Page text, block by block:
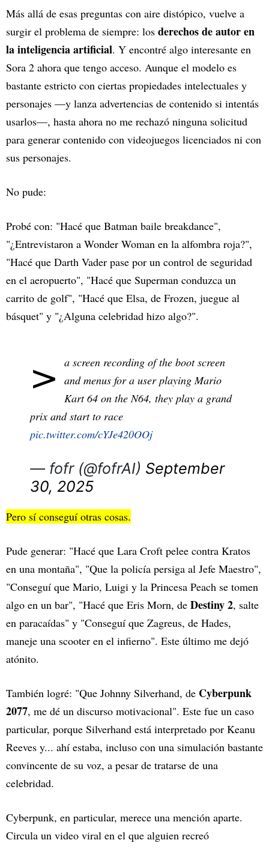
Más allá de esas preguntas con aire distópico, vuelve a
surgir el problema de siempre: los derechos de autor en
la inteligencia artificial. Y encontré algo interesante en
Sora 2 ahora que tengo acceso. Aunque el modelo es
bastante estricto con ciertas propiedades intelectuales y
personajes —y lanza advertencias de contenido si intentás
usarlos—, hasta ahora no me rechazó ninguna solicitud
para generar contenido con videojuegos licenciados ni con
sus personajes.
No pude:
Probé con: "Hacé que Batman baile breakdance",
"¿Entrevistaron a Wonder Woman en la alfombra roja?",
"Hacé que Darth Vader pase por un control de seguridad
en el aeropuerto", "Hacé que Superman conduzca un
carrito de golf", "Hacé que Elsa, de Frozen, juegue al
básquet" y "¿Alguna celebridad hizo algo?".
>
a screen recording of the boot screen
and menus for a user playing Mario
Kart 64 on the N64, they play a grand
prix and start to race
pic.twitter.com/cYJe420OOj
— fofr (@fofrAI) September
30, 2025
Pero sí conseguí otras cosas.
Pude generar: "Hacé que Lara Croft pelee contra Kratos
en una montaña", "Que la policía persiga al Jefe Maestro",
"Conseguí que Mario, Luigi y la Princesa Peach se tomen
algo en un bar", "Hacé que Eris Morn, de Destiny 2, salte
en paracaídas" y "Conseguí que Zagreus, de Hades,
maneje una scooter en el infierno". Este último me dejó
atónito.
También logré: "Que Johnny Silverhand, de Cyberpunk
2077, me dé un discurso motivacional". Este fue un caso
particular, porque Silverhand está interpretado por Keanu
Reeves y... ahí estaba, incluso con una simulación bastante
convincente de su voz, a pesar de tratarse de una
celebridad.
Cyberpunk, en particular, merece una mención aparte.
Circula un video viral en el que alguien recreó